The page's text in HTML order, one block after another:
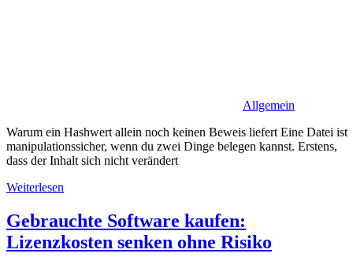
Allgemein
Warum ein Hashwert allein noch keinen Beweis liefert Eine Datei ist
manipulationssicher, wenn du zwei Dinge belegen kannst. Erstens,
dass der Inhalt sich nicht verändert
Weiterlesen
Gebrauchte Software kaufen:
Lizenzkosten senken ohne Risiko